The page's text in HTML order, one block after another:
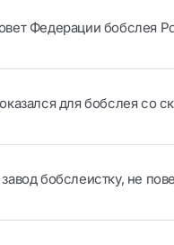
Федерации бобслея
для бобслея
бобслеистку, не